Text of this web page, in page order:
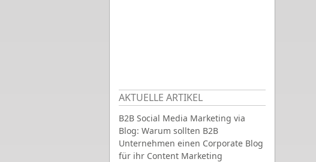
AKTUELLE ARTIKEL
B2B Social Media Marketing via
Blog: Warum sollten B2B
Unternehmen einen Corporate Blog
für ihr Content Marketing